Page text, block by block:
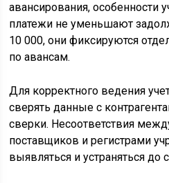
авансирования, особенности
платежи не уменьшают
10 000, они фиксируются
по авансам.
Для корректного ведения
сверять данные с
сверки. Несоответствия
поставщиков и регистрами
выявляться и устраняться до